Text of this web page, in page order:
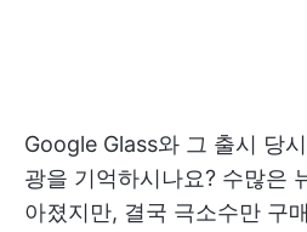
Google Glass와 그 출시 당
광을 기억하시나요? 수많은
아졌지만, 결국 극소수만 구